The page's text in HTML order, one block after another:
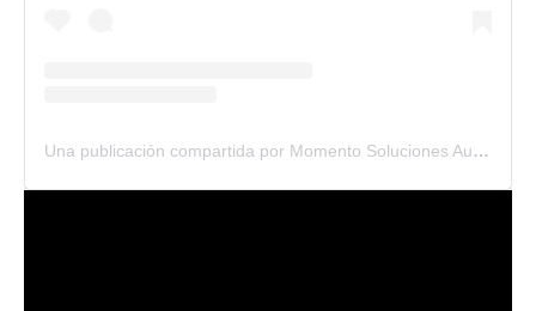
Una publicación compartida por Momento Soluciones Audiovisuales (@momento_ofi)